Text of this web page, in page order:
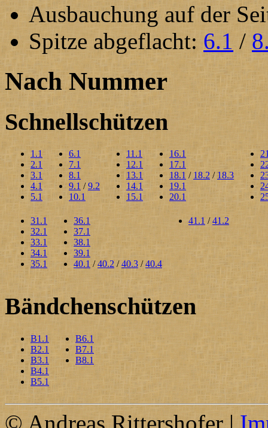
Ausbauchung auf der
Spitze abgeflacht:6.1 /
Nach Nummer
Schnellschützen
1.1
2.1
3.1
4.1
5.1
6.1
7.1
8.1
9.1 /9.2
10.1
11.1
12.1
13.1
14.1
15.1
16.1
17.1
18.1 / 18.2 / 18.3
19.1
20.1
31.1
32.1
33.1
34.1
35.1
36.1
37.1
38.1
39.1
40.1 /40.2/40.3/40.4
41.1 /41.2
Bändchenschützen
B1.1
B2.1
B3.1
B4.1
B5.1
B6.1
B7.1
B8.1
© Andreas Rittershofer |